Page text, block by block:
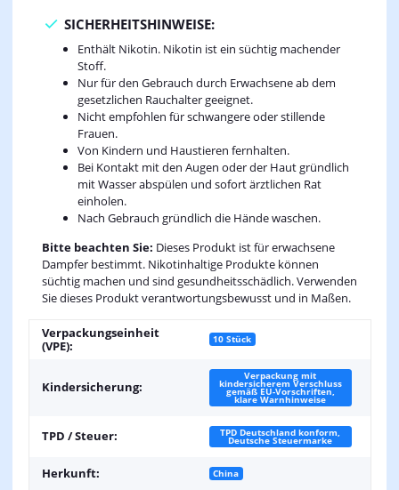
SICHERHEITSHINWEISE:
Enthält Nikotin. Nikotin ist ein süchtig machender
Stoff.
Nur für den Gebrauch durch Erwachsene ab dem
gesetzlichen Rauchalter geeignet.
Nicht empfohlen für schwangere oder stillende
Frauen.
Von Kindern und Haustieren fernhalten.
Bei Kontakt mit den Augen oder der Haut gründlich
mit Wasser abspülen und sofort ärztlichen Rat
einholen.
Nach Gebrauch gründlich die Hände waschen.
Bitte beachten Sie: Dieses Produkt ist für erwachsene
Dampfer bestimmt. Nikotinhaltige Produkte können
süchtig machen und sind gesundheitsschädlich. Verwenden
Sie dieses Produkt verantwortungsbewusst und in Maßen.
Verpackungseinheit
(VPE):
10 Stück
Kindersicherung:
Verpackung mit
kindersicherem Verschluss
gemäß EU-Vorschriften,
klare Warnhinweise
TPD / Steuer: TPD Deutschland konform,
Deutsche Steuermarke
Herkunft: China